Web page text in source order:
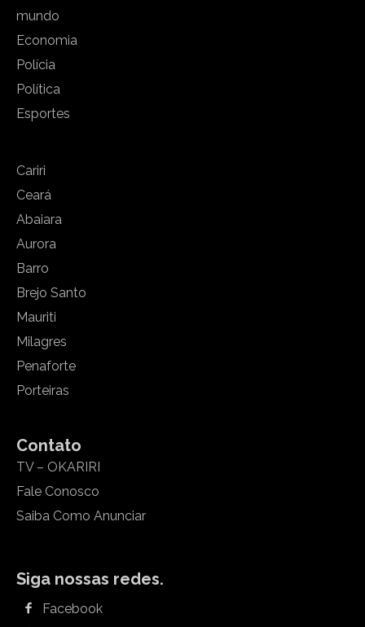
mundo
Economia
Polícia
Política
Esportes
Cariri
Ceará
Abaiara
Aurora
Barro
Brejo Santo
Mauriti
Milagres
Penaforte
Porteiras
Contato
TV – OKARIRI
Fale Conosco
Saiba Como Anunciar
Siga nossas redes.
Facebook